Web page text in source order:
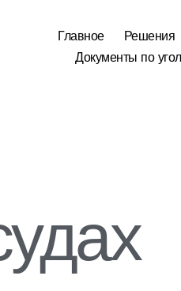
Главное Решения
Документы по